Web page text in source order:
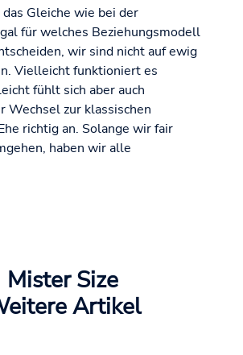
Gleiche wie bei der
für welches Beziehungsmodell
wir sind nicht auf ewig
Vielleicht funktioniert es
fühlt sich aber auch
Wechsel zur klassischen
richtig an. Solange wir fair
haben wir alle
Mister Size
Artikel